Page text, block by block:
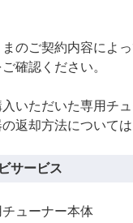
のご契約内容によ
確認ください。
いただいた専用チュ
返却方法については
サービス
チューナー本体